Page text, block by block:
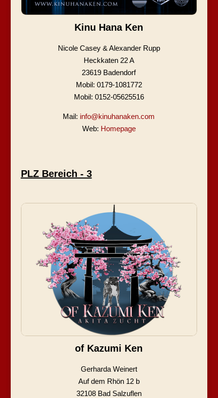
Kinu Hana Ken
Nicole Casey & Alexander Rupp
Heckkaten 22 A
23619 Badendorf
Mobil: 0179-1081772
Mobil: 0152-05625516
Mail: info@kinuhanaken.com
Web: Homepage
PLZ Bereich - 3
of Kazumi Ken
Gerharda Weinert
Auf dem Rhön 12 b
32108 Bad Salzuflen